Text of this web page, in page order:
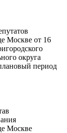
Москве от 16
округа
период
Москве